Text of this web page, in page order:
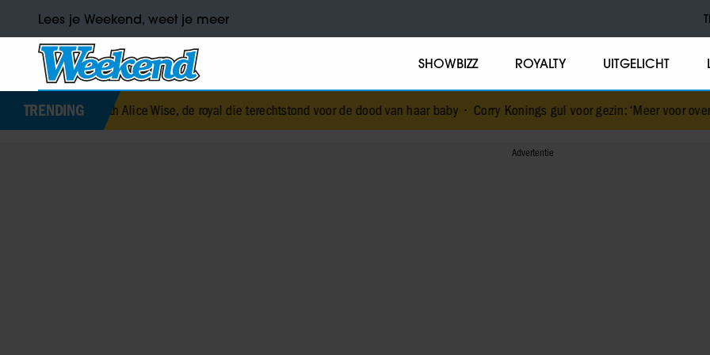
Lees je Weekend, weet je meer
SHOWBIZZ ROYALTY UITGELICHT
TRENDING
Alice Wise, de royal die terechtstond voor de dood van haar baby• Corry Konings gul voor gezin: ‘Meer voor over dan voor mezelf’